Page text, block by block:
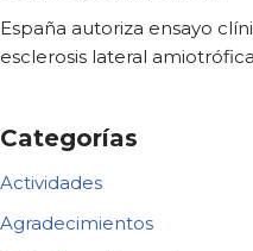
España autoriza ensayo
esclerosis lateral
Categorías
Actividades
Agradecimientos